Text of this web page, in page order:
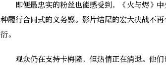
即便最忠实的粉丝也能感受到，《火与烬》中
种履行合同式的义务感。影片结尾的宏大决战不
衍。
观众仍在支持卡梅隆，但热情正在消退。他